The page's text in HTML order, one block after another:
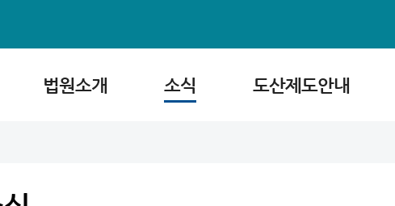
법원소개 소식 도산제도안내